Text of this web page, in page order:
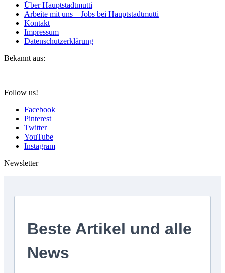
Über Hauptstadtmutti
Arbeite mit uns – Jobs bei Hauptstadtmutti
Kontakt
Impressum
Datenschutzerklärung
Bekannt aus:
Follow us!
Facebook
Pinterest
Twitter
YouTube
Instagram
Newsletter